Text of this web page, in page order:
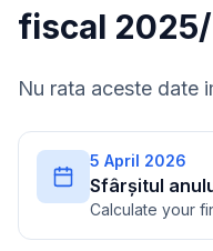
fiscal
Nu rata aceste date
5 April 2026
Sfârșitul
Calculate your